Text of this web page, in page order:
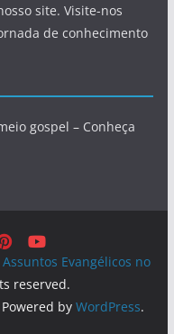
site. Visite-nos
de conhecimento
gospel – Conheça
Evangélicos no
reserved.
by WordPress.